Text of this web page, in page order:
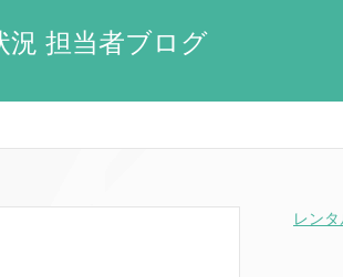
況 担当者ブログ
レン